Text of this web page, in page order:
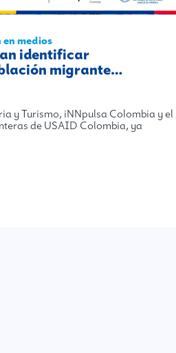
medios
identificar
migrante…
y Turismo, iNNpulsa Colombia y el
de USAID Colombia, ya